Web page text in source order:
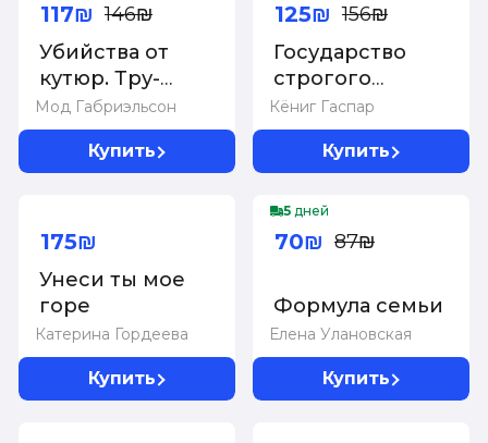
Мод Габриэльсон
Убийства от
кутюр. Тру-
крайм истории
из мира
высокой моды
117₪ 146₪
Купить
Кёниг Гаспар
Государство
строгого
режима
125₪ 156₪
Купить
Катерина Гордеева
Унеси ты мое
горе
175₪
Купить
-20%
5 дней
Елена Улановская
Формула семьи
70₪ 87₪
Купить